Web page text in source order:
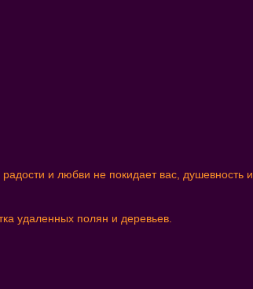
и любви не покидает вас, душевность и
удаленных полян и деревьев.